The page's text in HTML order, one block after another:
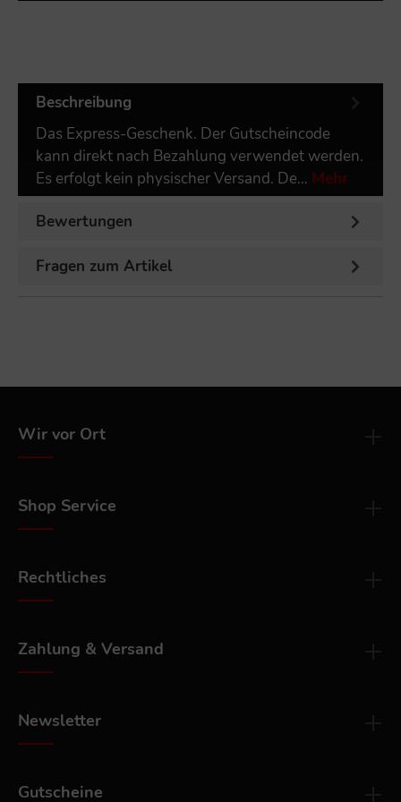
Beschreibung
Das Express-Geschenk. Der Gutscheincode
kann direkt nach Bezahlung verwendet werden.
Es erfolgt kein physischer Versand. De… Mehr
Bewertungen
Fragen zum Artikel
Wir vor Ort
Shop Service
Rechtliches
Zahlung & Versand
Newsletter
Gutscheine